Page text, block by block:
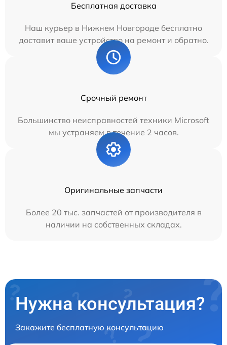
Бесплатная доставка
Наш курьер в Нижнем Новгороде бесплатно
доставит ваше устройство на ремонт и обратно.
Срочный ремонт
Большинство неисправностей техники Microsoft
мы устраняем в течение 2 часов.
Оригинальные запчасти
Более 20 тыс. запчастей от производителя в
наличии на собственных складах.
Нужна консультация?
Закажите бесплатную консультацию